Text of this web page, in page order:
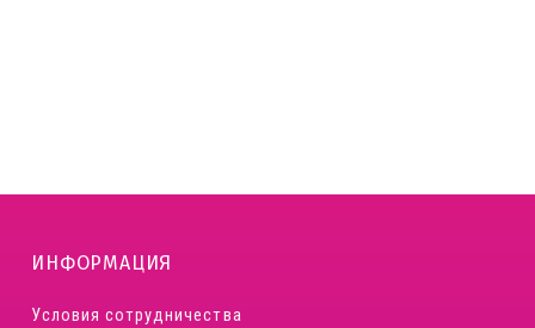
ИНФОРМАЦИЯ
Условия сотрудничества